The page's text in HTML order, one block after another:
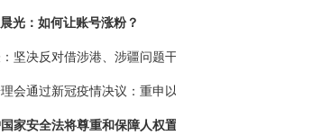
光：如何让账号涨粉？
坚决反对借涉港、涉疆问题干涉中国内政
会通过新冠疫情决议：重申以人民为中心
家安全法将尊重和保障人权置于突出位置